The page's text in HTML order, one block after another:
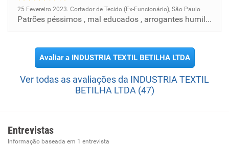
25 Fevereiro 2023. Cortador de Tecido (Ex-Funcionário), São Paulo
Patrões péssimos , mal educados , arrogantes humilham os funcionários ... Sem benefícios ambiente pesado
Avaliar a INDUSTRIA TEXTIL BETILHA LTDA
Ver todas as avaliações da INDUSTRIA TEXTIL
BETILHA LTDA (47)
Entrevistas
Informação baseada em 1 entrevista